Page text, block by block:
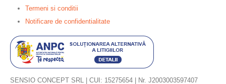
Termeni si conditii
Notificare de confidentialitate
SENSIO CONCEPT SRL | CUI: 15275654 | Nr. J2003003597407